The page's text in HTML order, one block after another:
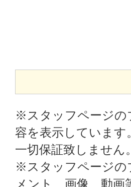
※スタッフページの
容を表示しています
一切保証致しませ
※スタッフページの
メント、画像、動